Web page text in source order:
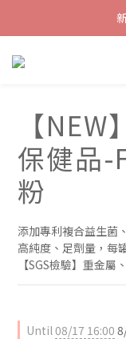
【
保健品-
粉
添加專利複合益生菌
高純度、足劑量，每
【SGS檢驗】重金
Until08/17 16:00